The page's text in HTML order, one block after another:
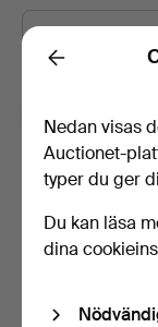
Glömt lösenordet?
Back
Nedan visas
Auctionet-
typer du ger
Du kan läsa
dina